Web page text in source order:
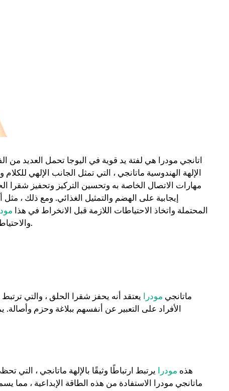
اتانجي مودرا هي لفتة يد قوية في اليوجا تحمل العديد
الإلهة الهندوسية ماتانجي ، التي تمثل الجانب الإلهي
مهارات الاتصال الخاصة به وتحسين التركيز وتحفيز شقرا
إيجابية على الهضم والتمثيل الغذائي. ومع ذلك ،
المحتملة واتخاذ الاحتياطات اللازمة قبل الانخراط في هذا
Matangi Mudra والاحتياطات التي يجب على المرء مراعاتها أثناء ممارستها.
ماتانجي مودرا
يعتقد أنه يحفز شقرا الحلق ، والتي
الأفراد على التعبير عن أنفسهم ببلاغة وحزم
هذه مودرا
يرتبط ارتباطًا وثيقًا بالإلهة ماتانجي ، التي
ماتانجي مودرا الاستفادة من هذه الطاقة الإبداعية ، مما